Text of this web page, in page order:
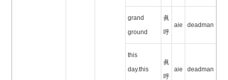
grand
ground
眞
呼
aie deadman
this
day.this
眞
呼
aie deadman